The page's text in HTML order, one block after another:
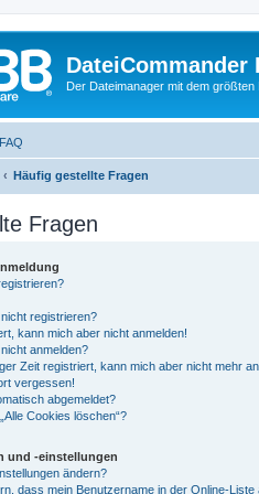
DateiCommander
Der Dateimanager mit dem größten
FAQ
Häufig gestellte Fragen
Fragen
registrieren?
kann mich aber nicht anmelden!
anmelden?
Zeit registriert, kann mich aber nicht mehr
vergessen!
abgemeldet?
Cookies löschen“?
und -einstellungen
ändern?
dass mein Benutzername in der Online-Liste